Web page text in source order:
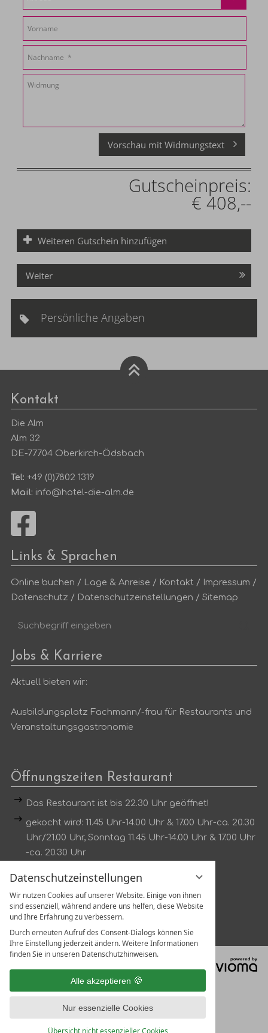
Datenschutzeinstellungen
Wir nutzen Cookies auf unserer Website. Einige von ihnen
sind essenziell, während andere uns helfen, diese Website
und Ihre Erfahrung zu verbessern.
Durch erneuten Aufruf des Consent-Dialogs können Sie
Ihre Einstellung jederzeit ändern. Weitere Informationen
finden Sie in unseren Datenschutzhinweisen.
Alle akzeptieren
Nur essenzielle Cookies
Übersicht nicht essenzieller Cookies
Vorschau mit Widmungstext
Gutscheinpreis:
€ 408,--
Weiteren Gutschein hinzufügen
Weiter
Persönliche Angaben
Kontakt
Die Alm
Alm 32
DE-77704 Oberkirch-Ödsbach
Tel: +49 (0)7802 1319
Mail: info@hotel-die-alm.de
Links & Sprachen
Online buchen / Lage & Anreise / Kontakt / Impressum /
Datenschutz / Datenschutzeinstellungen /Sitemap
Suchbegriff
Jobs & Karriere
Aktuell bieten wir:
Ausbildungsplatz Fachmann/-frau für Restaurants und
Veranstaltungsgastronomie
Öffnungszeiten Restaurant
Das Restaurant ist bis 22.30 Uhr geöffnet!
gekocht wird: 11.45 Uhr-14.00 Uhr & 17.00 Uhr-ca. 20.30
Uhr/21.00 Uhr, Sonntag 11.45 Uhr-14.00 Uhr & 17.00 Uhr
-ca. 20.30 Uhr
Dienstag kein Mittagstisch
Tischreservierung unter:
Tel.:07802 1319